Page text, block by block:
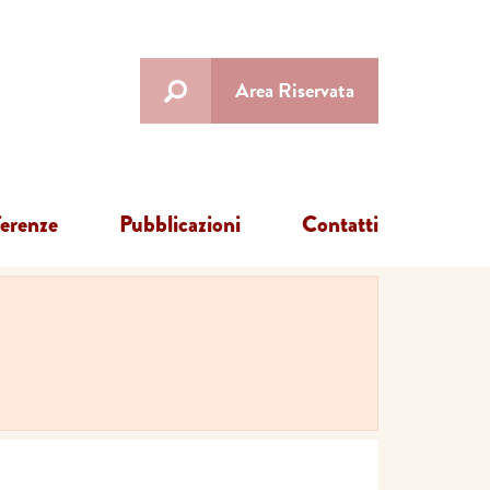
Area Riservata
Pubblicazioni Contatti